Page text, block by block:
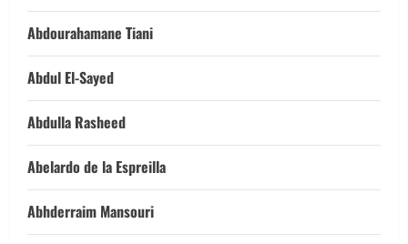
Abdourahamane Tiani
Abdul El-Sayed
Abdulla Rasheed
Abelardo de la Espreilla
Abhderraim Mansouri